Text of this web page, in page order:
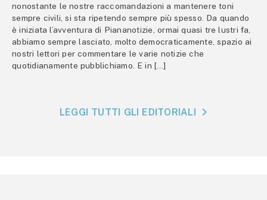
nonostante le nostre raccomandazioni a mantenere toni
sempre civili, si sta ripetendo sempre più spesso. Da quando
è iniziata l’avventura di Piananotizie, ormai quasi tre lustri fa,
abbiamo sempre lasciato, molto democraticamente, spazio ai
nostri lettori per commentare le varie notizie che
quotidianamente pubblichiamo. E in […]
LEGGI TUTTI GLI EDITORIALI